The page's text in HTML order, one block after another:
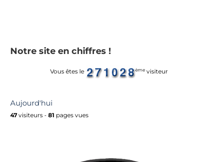
Notre site en chiffres !
Vous êtes le ème visiteur
Aujourd'hui
47 visiteurs - 81 pages vues